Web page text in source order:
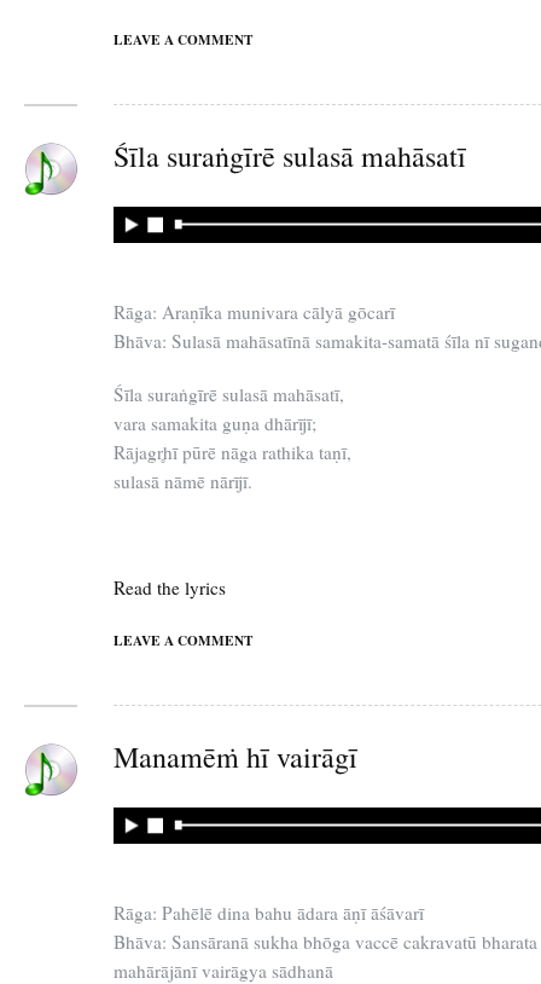
LEAVE A COMMENT
Śīla suraṅgīrē sulasā mahāsatī
Rāga: Araṇīka munivara cālyā gōcarī
Bhāva: Sulasā mahāsatīnā samakita-samatā śīla nī
Śīla suraṅgīrē sulasā mahāsatī,
vara samakita guṇa dhārījī;
Rājagr̥hī pūrē nāga rathika taṇī,
sulasā nāmē nārījī.
Read the lyrics
LEAVE A COMMENT
Manamēṁ hī vairāgī
Rāga: Pahēlē dina bahu ādara āṇī āśāvarī
Bhāva: Sansāranā sukha bhōga vaccē cakravatū bharata
mahārājānī vairāgya sādhanā